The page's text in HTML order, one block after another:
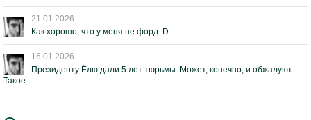
21.01.2026
Как хорошо, что у меня не форд :D
16.01.2026
Президенту Ёлю дали 5 лет тюрьмы. Может, конечно, и обжалуют.
Такое.